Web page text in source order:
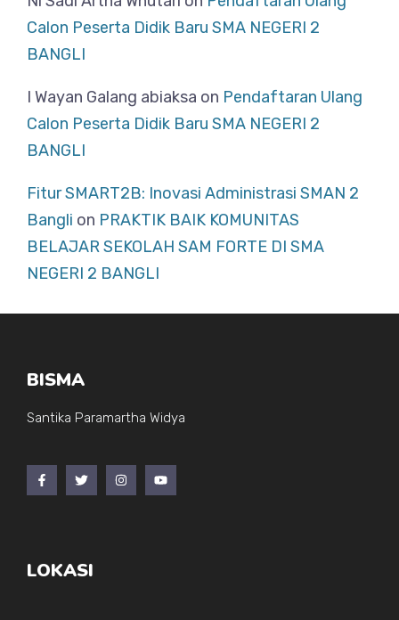
Calon Peserta Didik Baru SMA NEGERI 2
BANGLI
I Wayan Galang abiaksa on Pendaftaran Ulang
Calon Peserta Didik Baru SMA NEGERI 2
BANGLI
Fitur SMART2B: Inovasi Administrasi SMAN 2
Bangli on PRAKTIK BAIK KOMUNITAS
BELAJAR SEKOLAH SAM FORTE DI SMA
NEGERI 2 BANGLI
BISMA
Santika Paramartha Widya
LOKASI